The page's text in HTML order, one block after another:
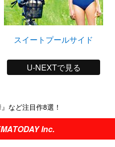
スイートプールサイド
U-NEXTで見る
』など注目作8選！
Inc.